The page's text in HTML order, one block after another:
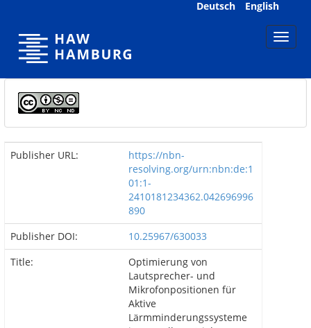
Deutsch English
Publisher URL:
https://nbn-
resolving.org/urn:nbn:de:1
01:1-
2410181234362.042696996
890
Publisher DOI:
10.25967/630033
Title:
Optimierung von
Lautsprecher- und
Mikrofonpositionen für
Aktive
Lärmminderungssysteme